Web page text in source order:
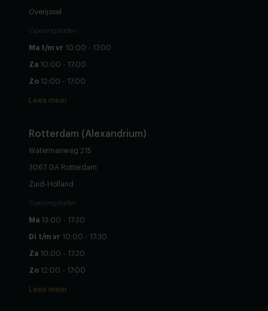
Overijssel
Openingstijden
Ma t/m vr 10:00 - 17:00
Za 10:00 - 17:00
Zo 12:00 - 17:00
Lees meer
Rotterdam (Alexandrium)
Watermanweg 215
3067 GA Rotterdam
Zuid-Holland
Openingstijden
Ma 13:00 - 17:30
Di t/m vr 10:00 - 17:30
Za 10:00 - 17:30
Zo 12:00 - 17:00
Lees meer